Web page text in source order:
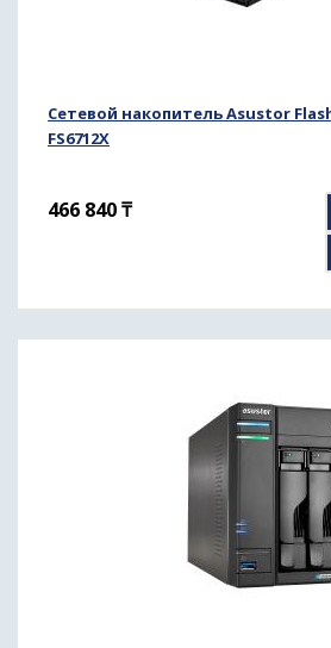
Сетевой накопитель Asustor
FS6712X
466 840₸